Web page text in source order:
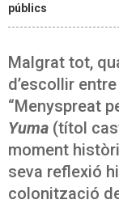
públics
Malgrat tot,
d’escollir
“Menyspreat
Yuma (títol
moment
seva reflexió
colonització